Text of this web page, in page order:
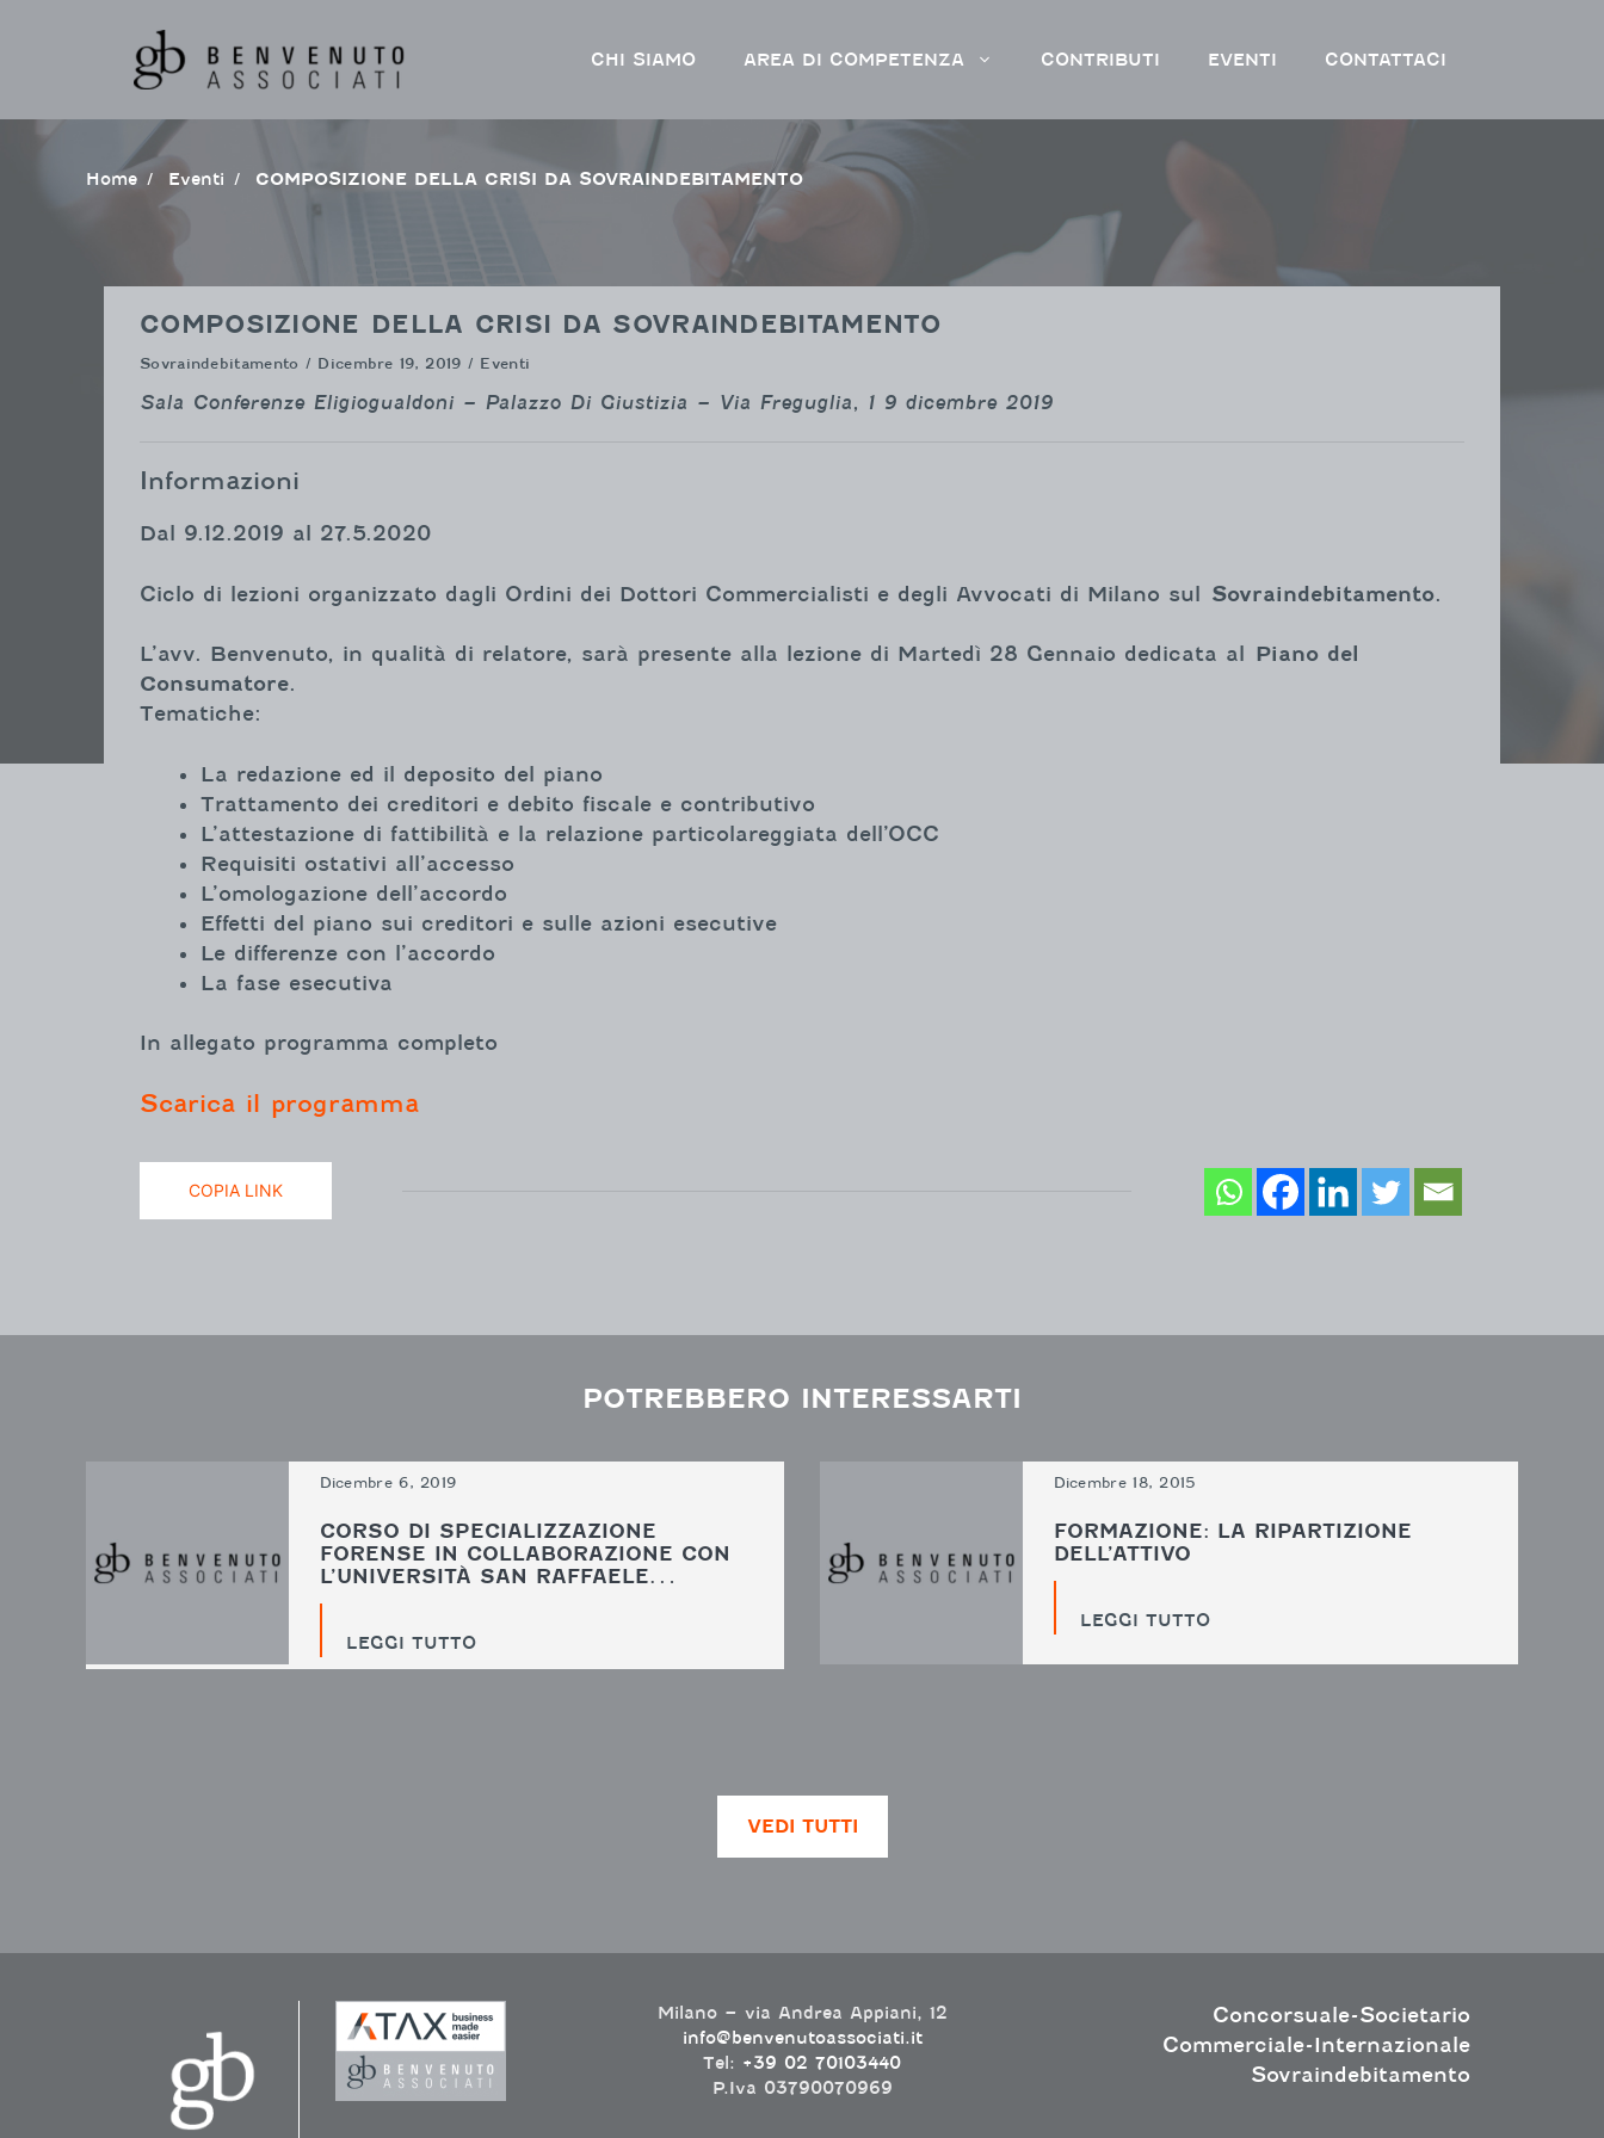
CHI SIAMO AREA DI COMPETENZA CONTRIBUTI EVENTI CONTATTACI
Home Eventi COMPOSIZIONE DELLA CRISI DA SOVRAINDEBITAMENTO
COMPOSIZIONE DELLA CRISI DA SOVRAINDEBITAMENTO
Sovraindebitamento / Dicembre 19, 2019 / Eventi
Sala Conferenze Eligiogualdoni – Palazzo Di Giustizia – Via Freguglia, 1 9 dicembre 2019
Informazioni
Dal 9.12.2019 al 27.5.2020
Ciclo di lezioni organizzato dagli Ordini dei Dottori Commercialisti e degli Avvocati di Milano sul Sovraindebitamento.
L’avv. Benvenuto, in qualità di relatore, sarà presente alla lezione di Martedì 28 Gennaio dedicata al Piano del
Consumatore.
Tematiche:
La redazione ed il deposito del piano
Trattamento dei creditori e debito fiscale e contributivo
L’attestazione di fattibilità e la relazione particolareggiata dell’OCC
Requisiti ostativi all’accesso
L’omologazione dell’accordo
Effetti del piano sui creditori e sulle azioni esecutive
Le differenze con l’accordo
La fase esecutiva
In allegato programma completo
Scarica il programma
COPIA LINK
POTREBBERO INTERESSARTI
Dicembre 6, 2019
CORSO DI SPECIALIZZAZIONE
FORENSE IN COLLABORAZIONE CON
L’UNIVERSITÀ SAN RAFFAELE…
LEGGI TUTTO
Dicembre 18, 2015
FORMAZIONE: LA RIPARTIZIONE
DELL’ATTIVO
LEGGI TUTTO
VEDI TUTTI
Milano – via Andrea Appiani, 12
info@benvenutoassociati.it
Tel: +39 02 70103440
P.Iva 03790070969
Concorsuale-Societario
Commerciale-Internazionale
Sovraindebitamento